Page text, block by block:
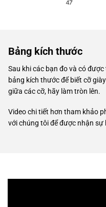
Bảng kích thước
Sau khi các bạn đo và có
bảng kích thước để biết cỡ
giữa các cỡ, hãy làm tròn lên.
Video chi tiết hơn tham khảo
với chúng tôi để được nhận